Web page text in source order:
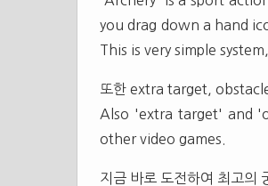
you drag down a hand
This is very simple
또한 extra target, obstacle
Also 'extra target' and
other video games.
지금 바로 도전하여 최고